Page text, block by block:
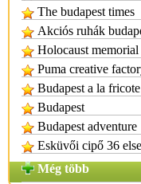
The budapest times
Akciós ruhák
Holocaust memorial
Puma creative
Budapest a la fricote
Budapest
Budapest adventure
Esküvői cipő 36 else
Még több